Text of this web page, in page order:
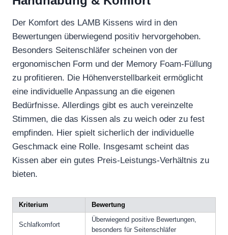
Der Komfort des LAMB Kissens wird in den
Bewertungen überwiegend positiv hervorgehoben.
Besonders Seitenschläfer scheinen von der
ergonomischen Form und der Memory Foam-Füllung
zu profitieren. Die Höhenverstellbarkeit ermöglicht
eine individuelle Anpassung an die eigenen
Bedürfnisse. Allerdings gibt es auch vereinzelte
Stimmen, die das Kissen als zu weich oder zu fest
empfinden. Hier spielt sicherlich der individuelle
Geschmack eine Rolle. Insgesamt scheint das
Kissen aber ein gutes Preis-Leistungs-Verhältnis zu
bieten.
Kriterium Bewertung
Schlafkomfort
Überwiegend positive Bewertungen,
besonders für Seitenschläfer